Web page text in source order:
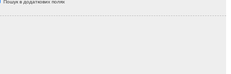
Пошук в додаткових полях